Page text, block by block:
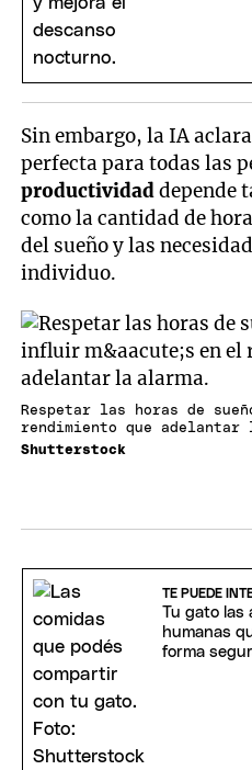
Sin embargo, la IA
perfecta para todas las
productividaddepende
como la cantidad de
del sueño y las
individuo.
Respetar las horas de
rendimiento que adelantar
Shutterstock
TE PUEDE
Tu gato las
humanas
forma